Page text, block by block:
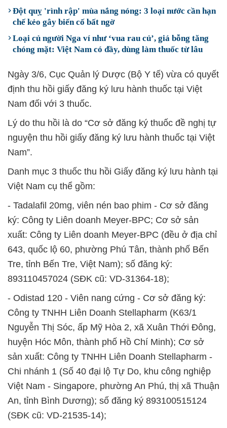
Đột quỵ 'rình rập' mùa nắng nóng: 3 loại nước cần hạn
chế kẻo gây biến cố bất ngờ
Loại củ người Nga ví như ‘vua rau củ’, giá bỗng tăng
chóng mặt: Việt Nam có đầy, dùng làm thuốc từ lâu
Ngày 3/6, Cục Quản lý Dược (Bộ Y tế) vừa có quyết
định thu hồi giấy đăng ký lưu hành thuốc tại Việt
Nam đối với 3 thuốc.
Lý do thu hồi là do “Cơ sở đăng ký thuốc đề nghị tự
nguyện thu hồi giấy đăng ký lưu hành thuốc tại Việt
Nam”.
Danh mục 3 thuốc thu hồi Giấy đăng ký lưu hành tại
Việt Nam cụ thể gồm:
- Tadalafil 20mg, viên nén bao phim - Cơ sở đăng
ký: Công ty Liên doanh Meyer-BPC; Cơ sở sản
xuất: Công ty Liên doanh Meyer-BPC (đều ở địa chỉ
643, quốc lộ 60, phường Phú Tân, thành phố Bến
Tre, tỉnh Bến Tre, Việt Nam); số đăng ký:
893110457024 (SĐK cũ: VD-31364-18);
- Odistad 120 - Viên nang cứng - Cơ sở đăng ký:
Công ty TNHH Liên Doanh Stellapharm (K63/1
Nguyễn Thị Sóc, ấp Mỹ Hòa 2, xã Xuân Thới Đông,
huyện Hóc Môn, thành phố Hồ Chí Minh); Cơ sở
sản xuất: Công ty TNHH Liên Doanh Stellapharm -
Chi nhánh 1 (Số 40 đại lộ Tự Do, khu công nghiệp
Việt Nam - Singapore, phường An Phú, thị xã Thuận
An, tỉnh Bình Dương); số đăng ký 893100515124
(SĐK cũ: VD-21535-14);